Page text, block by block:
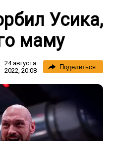
Усика,
маму
24 августа
2022, 20:08
Поделиться